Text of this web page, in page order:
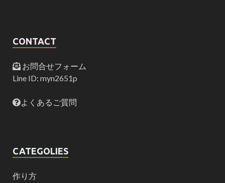
CONTACT
お問合せフォーム
Line ID: myn2651p
よくあるご質問
CATEGOLIES
作り方